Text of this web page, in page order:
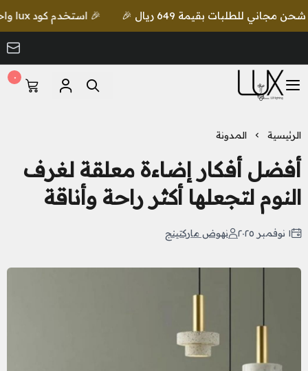
🎉 استخدم كود lux واحصل على خصم إضافي مع شحن مجاني للطلبات بقيمة 649 ريال 🎉
LUX Lighting
٠
الرئيسية المدونة
أفضل أفكار إضاءة معلقة لغرف
النوم لتجعلها أكثر راحة وأناقة
١ نوفمبر ٢٠٢٥ نهوض ماركتينج